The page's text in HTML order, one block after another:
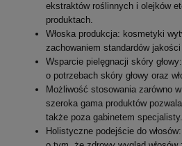
ekstraktów roślinnych i olejków
produktach.
Włoska produkcja: kosmetyki
zachowaniem standardów
Wsparcie pielęgnacji skóry
o potrzebach skóry głowy oraz
Możliwość stosowania zarówno
szeroka gama produktów
także poza gabinetem specjalisty.
Holistyczne podejście do